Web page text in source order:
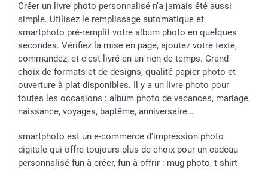
Créer un livre photo personnalisé n’a jamais été aussi
simple. Utilisez le remplissage automatique et
smartphoto pré-remplit votre album photo en quelques
secondes. Vérifiez la mise en page, ajoutez votre texte,
commandez, et c'est livré en un rien de temps. Grand
choix de formats et de designs, qualité papier photo et
ouverture à plat disponibles. Il y a un livre photo pour
toutes les occasions : album photo de vacances, mariage,
naissance, voyages, baptême, anniversaire…
smartphoto est un e-commerce d'impression photo
digitale qui offre toujours plus de choix pour un cadeau
personnalisé fun à créer, fun à offrir : mug photo, t-shirt